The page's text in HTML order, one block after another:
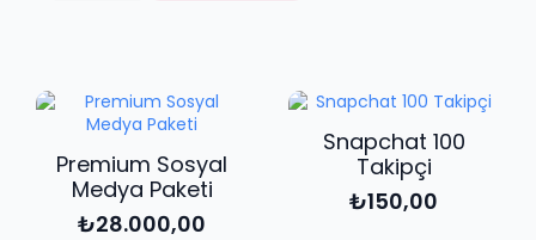
Takipçi
Premium Sosyal
Medya Paketi
₺28.000,00
Snapchat 100
Takipçi
₺150,00